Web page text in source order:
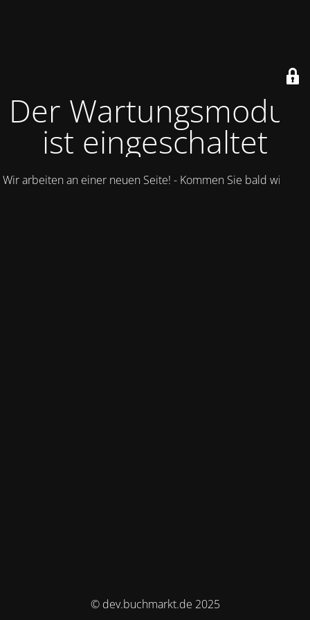
Der Wartungsmodus
ist eingeschaltet
Wir arbeiten an einer neuen Seite! - Kommen Sie bald wieder.
© dev.buchmarkt.de 2025